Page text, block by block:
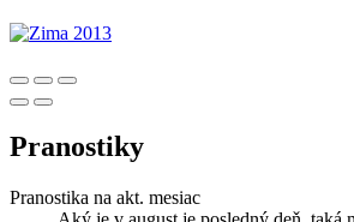
Pranostiky
Pranostika na akt. mesiac